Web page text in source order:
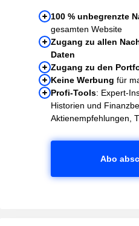
100 % unbegrenzte
gesamten Website
Zugang zu allen
Daten
Zugang zu den
Keine Werbung für
Profi-Tools: Expert-
Historien und
Aktienempfehlungen,
Abo